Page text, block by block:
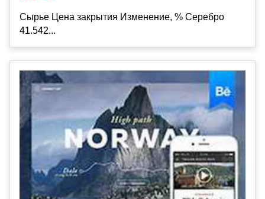
Сырье Цена закрытия Изменение, % Серебро
41.542...